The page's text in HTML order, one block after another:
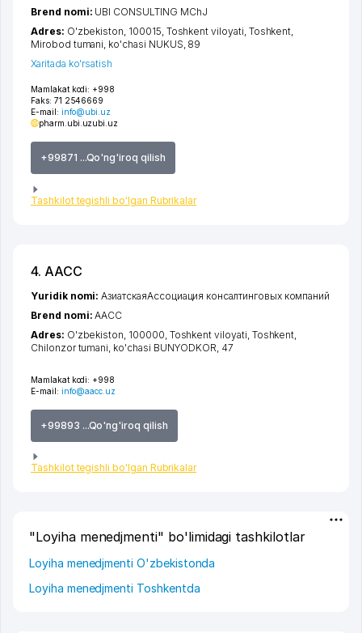
Mamlakat kodi: +998
Faks: 71 2546669
E-mail: info@ubi.uz
pharm.ubi.uzubi.uz
+99871 ...Qo'ng'iroq qilish
Tashkilot tegishli bo'lgan Rubrikalar
Brend nomi: UBI CONSULTING MChJ
Adres: O'zbekiston, 100015, Toshkent viloyati, Toshkent,
Mirobod tumani, ko'chasi NUKUS, 89
Xaritada ko'rsatish
4. ААСС
Mamlakat kodi: +998
E-mail: info@aacc.uz
+99893 ...Qo'ng'iroq qilish
Tashkilot tegishli bo'lgan Rubrikalar
Yuridik nomi:АзиатскаяАссоциация консалтинговых компаний
Brend nomi:ААСС
Adres: O'zbekiston, 100000, Toshkent viloyati Toshkent
Chilonzor tumani ko'chasi BUNYODKOR , 47
"Loyiha menedjmenti" bo'limidagi tashkilotlar
Loyiha menedjmenti O'zbekistonda
Loyiha menedjmenti Toshkentda